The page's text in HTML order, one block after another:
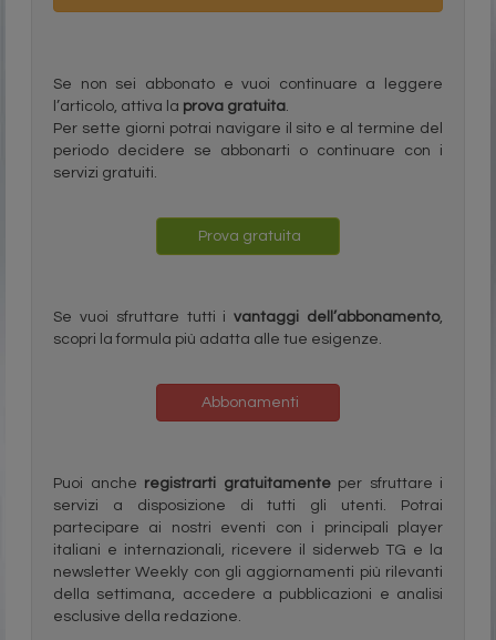
Se non sei abbonato e vuoi continuare a leggere
l’articolo, attiva la prova gratuita.
Per sette giorni potrai navigare il sito e al termine del
periodo decidere se abbonarti o continuare con i
servizi gratuiti.
Prova gratuita
Se vuoi sfruttare tutti ivantaggi dell’abbonamento,
scopri la formula più adatta alle tue esigenze.
Abbonamenti
Puoi anche registrarti gratuitamenteper sfruttare i
servizi a disposizione di tutti gli utenti. Potrai
partecipare ai nostri eventi con i principali player
italiani e internazionali, ricevere il siderweb TG e la
newsletter Weekly con gli aggiornamenti più rilevanti
della settimana, accedere a pubblicazioni e analisi
esclusive della redazione.